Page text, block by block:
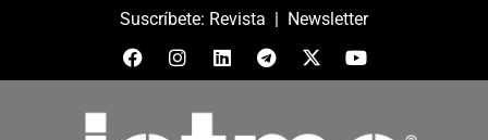
Suscríbete: Revista | Newsletter